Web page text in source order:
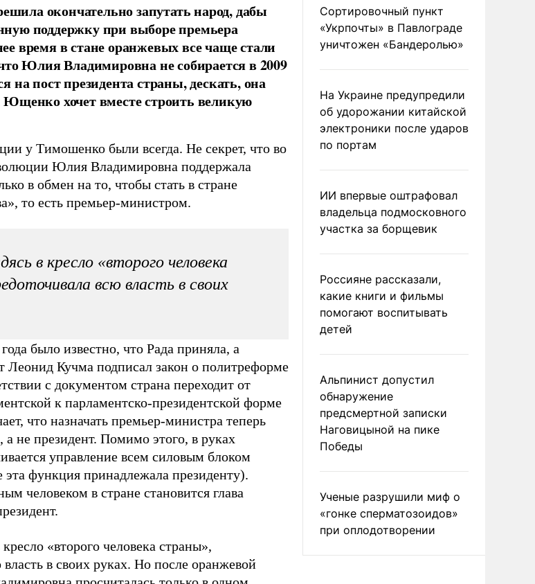
окончательно запутать народ, дабы
поддержку при выборе премьера
время в стане оранжевых все чаще стали
Юлия Владимировна не собирается в 2009
на пост президента страны, дескать, она
хочет вместе строить великую
у Тимошенко были всегда. Не секрет, что во
Юлия Владимировна поддержала
в обмен на то, чтобы стать в стране
то есть премьер-министром.
в кресло «второго человека
всю власть в своих
было известно, что Рада приняла, а
Леонид Кучма подписал закон о политреформе
с документом страна переходит от
к парламентско-президентской форме
что назначать премьер-министра теперь
а не президент. Помимо этого, в руках
управление всем силовым блоком
эта функция принадлежала президенту).
человеком в стране становится глава
«второго человека страны»,
власть в своих руках. Но после оранжевой
Сортировочный пункт
«Укрпочты» в Павлограде
уничтожен «Бандеролью»
На Украине предупредили
об удорожании китайской
электроники после ударов
по портам
ИИ впервые оштрафовал
владельца подмосковного
участка за борщевик
Россияне рассказали,
какие книги и фильмы
помогают воспитывать
детей
Альпинист допустил
обнаружение
предсмертной записки
Наговицыной на пике
Победы
Ученые разрушили миф о
«гонке сперматозоидов»
при оплодотворении